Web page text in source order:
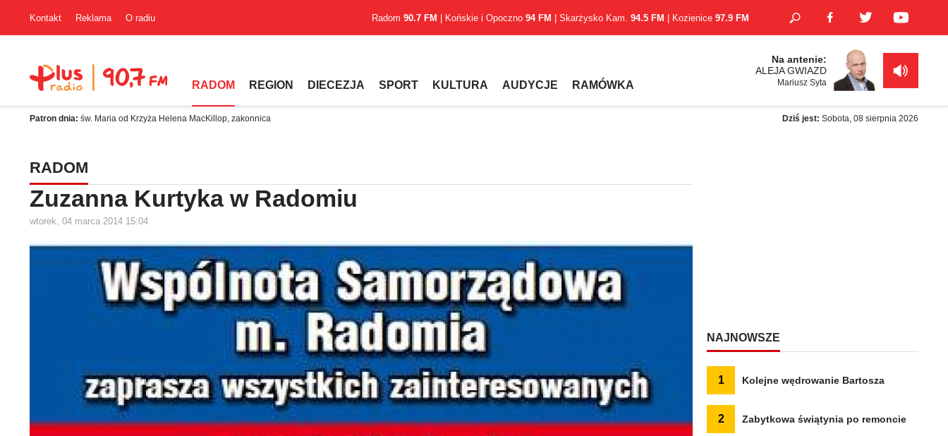
Kontakt Reklama O radiu Radom 90.7 FM | Końskie i Opoczno 94 FM | Skarżysko Kam. 94.5 FM | Kozienice 97.9 FM
RADOM REGION DIECEZJA SPORT KULTURA AUDYCJE RAMÓWKA
Na antenie:
ALEJA GWIAZD
Mariusz Syta
Patron dnia: św. Maria od Krzyża Helena MacKillop, zakonnica Dziś jest: Sobota, 08 sierpnia 2026
RADOM
Zuzanna Kurtyka w Radomiu
wtorek, 04 marca 2014 15:04
NAJNOWSZE
1 Kolejne wędrowanie Bartosza
2 Zabytkowa świątynia po remoncie